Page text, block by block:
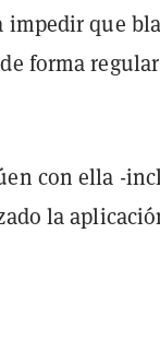
impedir que
forma
con ella -
la